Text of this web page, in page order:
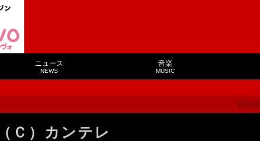
ニュース
NEWS
音楽
MUSIC
Ｃ）カンテレ